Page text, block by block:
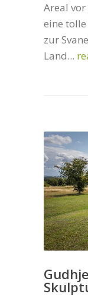
Areal
eine
zur
Land...